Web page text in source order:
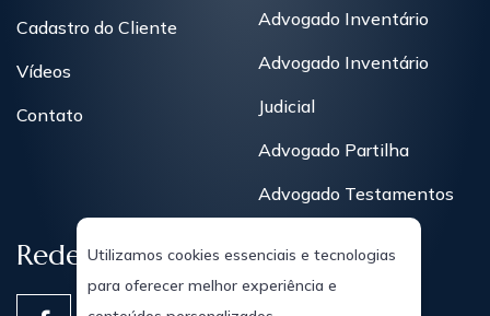
Cadastro do Cliente
Vídeos
Contato
Advogado Inventário
Advogado Inventário
Judicial
Advogado Partilha
Advogado Testamentos
Redes Sociais
Utilizamos cookies essenciais e tecnologias
para oferecer melhor experiência e